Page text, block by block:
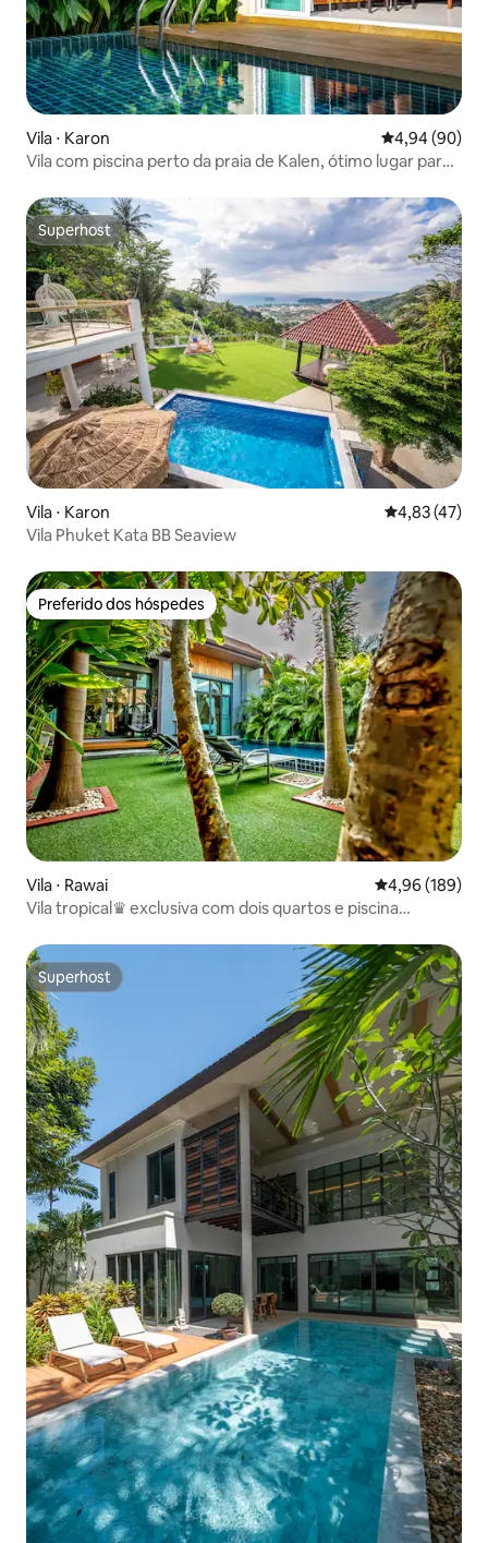
Vila ⋅ Karon 4,94 de uma
4,94 (90)
Vila com piscina perto da praia de Kalen, ótimo lugar para
Superhost
Superhost
Vila ⋅ Karon 4,83 de uma
4,83 (47)
Vila Phuket Kata BB Seaview
Preferido dos hóspedes
Preferido dos hóspedes
Vila ⋅ Rawai 4,96 de uma
4,96 (189)
Vila tropical♛ exclusiva com dois quartos e piscina
Superhost
Superhost